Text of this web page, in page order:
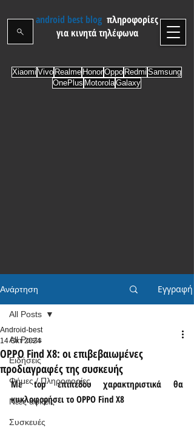
android best blog πληροφορίες
για κινητά τηλέφωνα
Xiaomi Vivo Realme HonorOppo Redmi Samsung
OnePlus MotorolaGalaxy
Ανάρτηση Εγγραφή
All Posts
Ειδήσεις
Φήμες / Πληροφορίες
Νέες αφίξεις
Συσκευές
All Posts
OPPO Find X8: οι επιβεβαιωμένες
προδιαγραφές της συσκευής
Android-best
14 Οκτ 2024
Με top επιπέδου χαρακτηριστικά θα
κυκλοφορήσει το OPPO Find X8